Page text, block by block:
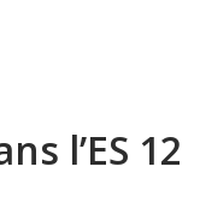
l’ES 12